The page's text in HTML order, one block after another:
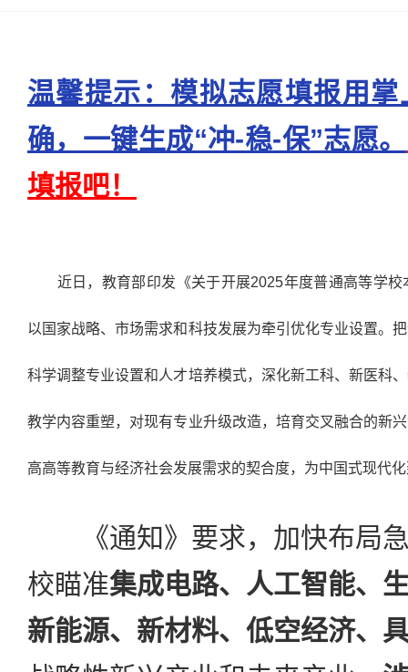
温馨提示：模拟志愿填报用
确，一键生成“冲-稳-保”志愿。
填报吧！
近日，教育部印发《关于开展2025年度普通高等学校
以国家战略、市场需求和科技发展为牵引优化专业设置。
科学调整专业设置和人才培养模式，深化新工科、新医科
教学内容重塑，对现有专业升级改造，培育交叉融合的新
高高等教育与经济社会发展需求的契合度，为中国式现代
《通知》要求，加快布局急
校瞄准集成电路、人工智能、
新能源、新材料、低空经济、